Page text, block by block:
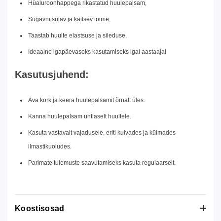
Hüaluroonhappega rikastatud huulepalsam,
Sügavniisutav ja kaitsev toime,
Taastab huulte elastsuse ja sileduse,
Ideaalne igapäevaseks kasutamiseks igal aastaajal
Kasutusjuhend:
Ava kork ja keera huulepalsamit õrnalt üles.
Kanna huulepalsam ühtlaselt huultele.
Kasuta vastavalt vajadusele, eriti kuivades ja külmades
ilmastikuoludes.
Parimate tulemuste saavutamiseks kasuta regulaarselt.
Koostisosad